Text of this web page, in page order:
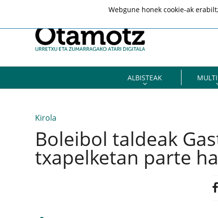
ALBISTEAK
Kirola
Boleibol taldeak
txapelketan parte
Webgune honek cookie-ak